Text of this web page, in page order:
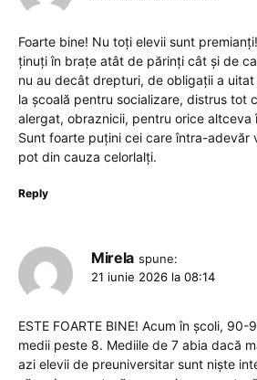
Foarte bine! Nu toți elevii sunt
ținuți în brațe atât de părinți cât și de
nu au decât drepturi, de obligații a
la școală pentru socializare, distrus tot
alergat, obraznicii, pentru orice altceva
Sunt foarte puțini cei care întra-adevăr
pot din cauza celorlalți.
Reply
Mirela spune:
21 iunie 2026 la 08:14
ESTE FOARTE BINE! Acum în școli, 90-
medii peste 8. Mediile de 7 abia dacă
azi elevii de preuniversitar sunt niște